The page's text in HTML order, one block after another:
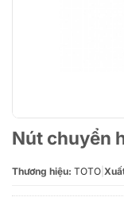
Nút chuyển
Thương hiệu: TOTO